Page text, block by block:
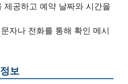
제공하고 예약 날짜와 시간을
자나 전화를 통해 확인 메시
보